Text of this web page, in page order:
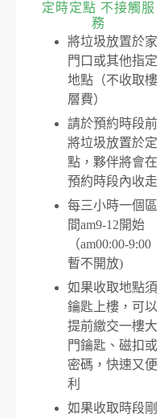
定時定點 不接觸服
務
將垃圾放置於家
門口或其他指定
地點（不收取樓
層費）
請於預約時段前
將垃圾放置於定
點，夥伴將會在
預約時段內收走
每三小時一個區
間am9-12開始
（am00:00-9:00
暫不開放)
如果收取地點須
鑰匙上樓，可以
提前繳交一樓大
門鑰匙、磁扣或
密碼，快速又便
利
如果收取時段剛